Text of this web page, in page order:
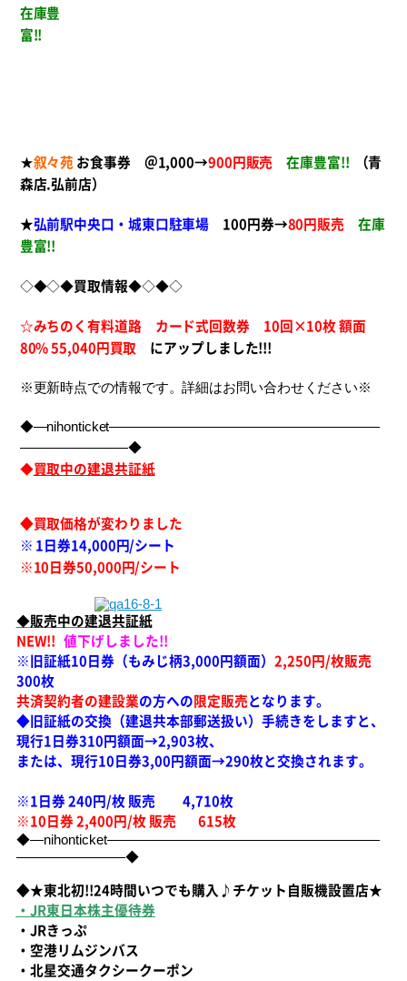
在庫豊
富!!
★叙々苑 お食事券 ＠1,000→900円販売 在庫豊富!! （青
森店.弘前店）
★弘前駅中央口・城東口駐車場 100円券→80円販売
在庫
豊富!!
◇◆◇◆買取情報◆◇◆◇
☆みちのく有料道路 カード式回数券 10回×10枚額面
80% 55,040円買取 にアップしました!!!
※更新時点での情報です。詳細はお問い合わせください※
◆―nihonticket――――――――――――――――――――
――――――――◆
◆買取中の建退共証紙
◆買取価格が変わりました
※ 1日券14,000円/シート
※10 日券50,000円/シート
◆販売中の建退共証紙
NEW!! 値下げしました!!
※旧証紙10日券（もみじ柄3,000円額面） 2,250円/枚販売
300枚
共済契約者の建設業の方への 限定販売 となります。
◆旧証紙の交換（建退共本部郵送扱い）手続きをしますと、
現行1日券310円額面→2,903枚、
または、現行10日券3,00円額面→290枚と交換されます。
※1日券 240円/枚 販売 4,710枚
※10日券 2,400円/枚 販売 615枚
◆―nihonticket――――――――――――――――――――
――――――――◆
◆★東北初!!24時間いつでも購入♪チケット自販機設置店★
・JR東日本株主優待券
・JRきっぷ
・空港リムジンバス
・北星交通タクシークーポン